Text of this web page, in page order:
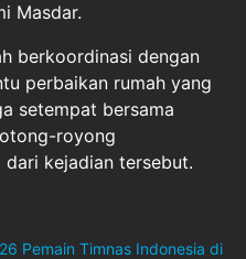
Masdar.
berkoordinasi dengan
perbaikan rumah yang
setempat bersama
royong
dari kejadian tersebut.
Pemain Timnas Indonesia di